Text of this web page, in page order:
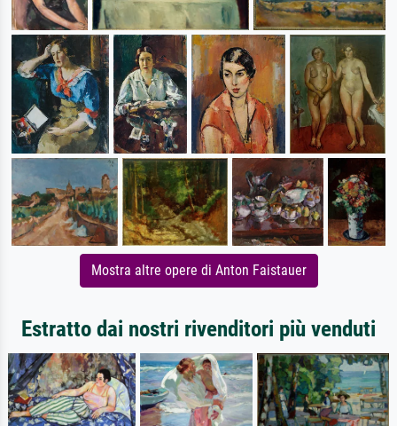
Mostra altre opere di Anton Faistauer
Estratto dai nostri rivenditori più venduti